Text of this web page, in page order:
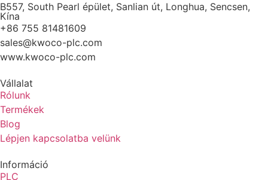
B557, South Pearl épület, Sanlian út, Longhua, Sencsen,
Kína
+86 755 81481609
sales@kwoco-plc.com
www.kwoco-plc.com
Vállalat
Rólunk
Termékek
Blog
Lépjen kapcsolatba velünk
Információ
PLC